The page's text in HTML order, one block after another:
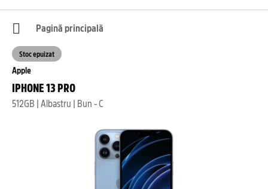
Pagină principală
Apple
IPHONE 13 PRO
512GB | Albastru | Bun - C
Stoc epuizat